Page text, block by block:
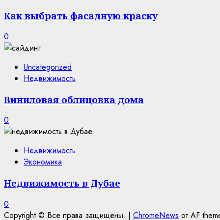
Как выбрать фасадную краску
0
Uncategorized
Недвижимость
Виниловая облицовка дома
0
Недвижимость
Экономика
Недвижимость в Дубае
0
Copyright © Все права защищены. | ChromeNews от AF